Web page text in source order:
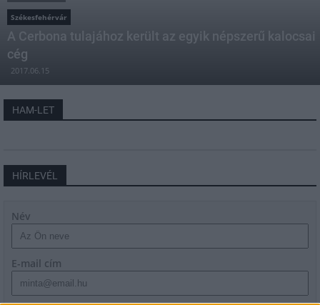
Székesfehérvár
A Cerbona tulajához került az egyik népszerű kalocsai
cég
2017.06.15
HAM-LET
HÍRLEVÉL
Név
E-mail cím